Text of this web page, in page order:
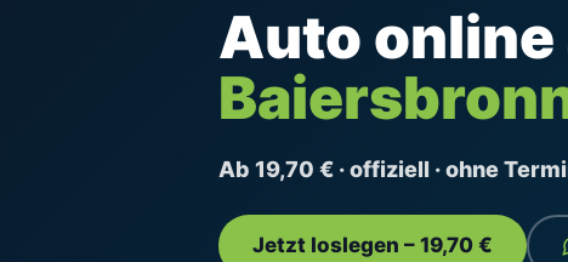
Auto online
Ab 19,70 € · offiziell · ohne
Jetzt loslegen – 19,70 €